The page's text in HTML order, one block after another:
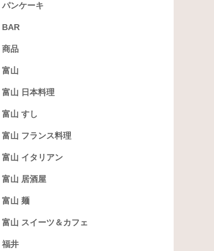
パンケーキ
BAR
商品
富山
富山 日本料理
富山 すし
富山 フランス料理
富山 イタリアン
富山 居酒屋
富山 麺
富山 スイーツ＆カフェ
福井